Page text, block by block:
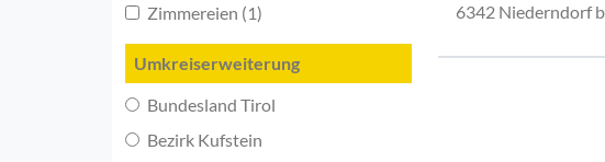
Zimmereien (1)
Umkreiserweiterung
Bundesland Tirol
Bezirk Kufstein
6342 Niederndorf